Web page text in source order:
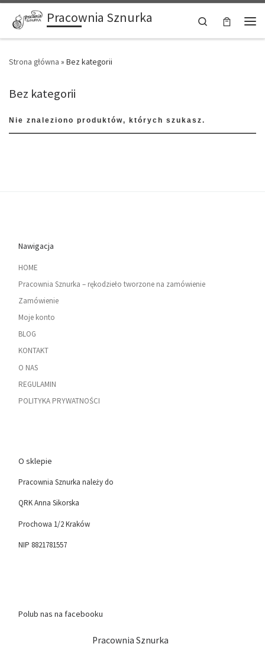
Przejdź do treściPracownia Sznurka
Search
Strona główna » Bez kategorii
Bez kategorii
Nie znaleziono produktów, których szukasz.
Nawigacja
HOME
Pracownia Sznurka – rękodzieło tworzone na zamówienie
Zamówienie
Moje konto
BLOG
KONTAKT
O NAS
REGULAMIN
POLITYKA PRYWATNOŚCI
O sklepie
Pracownia Sznurka należy do
QRK Anna Sikorska
Prochowa 1/2 Kraków
NIP 8821781557
Polub nas na facebooku
Pracownia Sznurka